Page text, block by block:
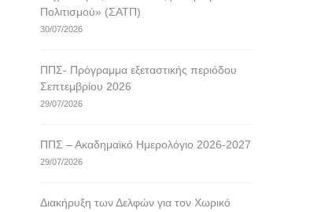
Πολιτισμού» (ΣΑΤΠ)
30/07/2026
ΠΠΣ- Πρόγραμμα εξεταστικής περιόδου
Σεπτεμβρίου 2026
29/07/2026
ΠΠΣ – Ακαδημαϊκό Ημερολόγιο 2026-2027
29/07/2026
Διακήρυξη των Δελφών για τον Χωρικό